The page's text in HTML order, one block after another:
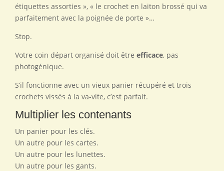
étiquettes assorties », « le crochet en laiton brossé qui va
parfaitement avec la poignée de porte »…
Stop.
Votre coin départ organisé doit être efficace, pas
photogénique.
S’il fonctionne avec un vieux panier récupéré et trois
crochets vissés à la va-vite, c’est parfait.
Multiplier les contenants
Un panier pour les clés.
Un autre pour les cartes.
Un autre pour les lunettes.
Un autre pour les gants.